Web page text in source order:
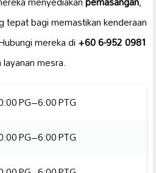
tepat bagi memastikan kenderaan
mereka di+60 6-952 0981
mesra.
PG–6:00 PTG
PG–6:00 PTG